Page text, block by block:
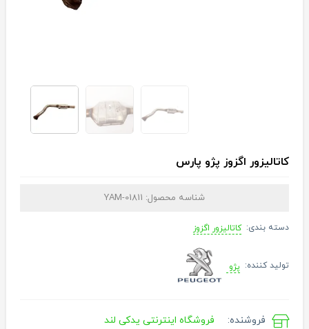
کاتالیزور اگزوز پژو پارس
شناسه محصول: YAM-01811
دسته بندی: کاتالیزور اگزوز
تولید کننده: پژو
فروشنده: فروشگاه اینترنتی یدکی لند